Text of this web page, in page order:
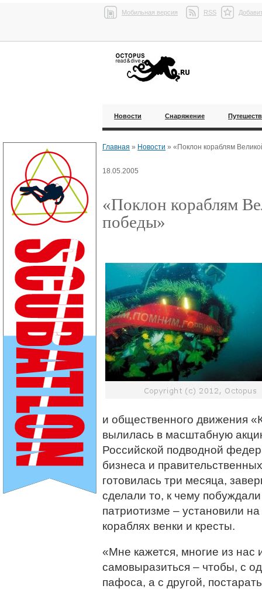
Мобильная версия RSS
Новости Снаряжение
Главная » Новости » «Поклон кораблям
18.05.2005
«Поклон кораблям
победы»
и общественного движения
вылилась в масштабную
Российской подводной
бизнеса и
готовилась три месяца,
сделали то, к чему
патриотизме – установили
кораблях венки и кресты.
«Мне кажется, многие из
самовыразиться – чтобы, с
пафоса, а с другой,